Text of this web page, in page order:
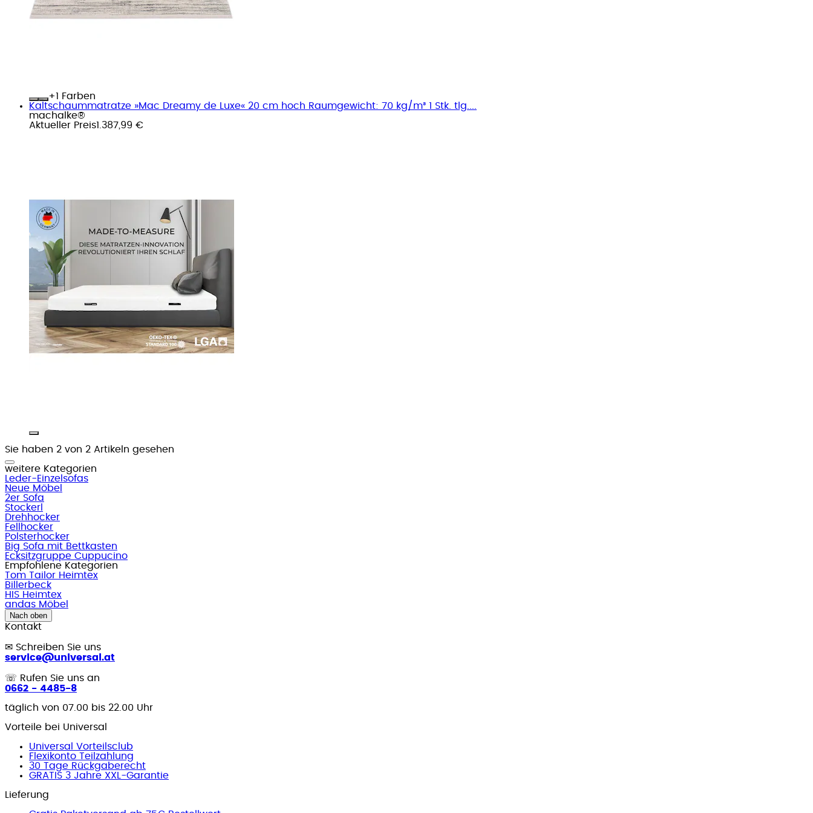
+
Farben
Kaltschaummatratze »Mac Dreamy de Luxe« 20 cm hoch Raumgewicht: 70 kg/m³ 1 Stk. tlg....
machalke®
Aktueller Preis1.387,99 €
Sie haben 2 von 2 Artikeln gesehen
weitere Kategorien
Leder-Einzelsofas
Neue Möbel
2er Sofa
Stockerl
Drehhocker
Fellhocker
Polsterhocker
Big Sofa mit Bettkasten
Ecksitzgruppe Cuppucino
Empfohlene Kategorien
Tom Tailor Heimtex
Billerbeck
HIS Heimtex
andas Möbel
Nach oben
Kontakt
✉ Schreiben Sie uns
service@universal.at
☏ Rufen Sie uns an
0662 - 4485-8
täglich von 07.00 bis 22.00 Uhr
Vorteile bei Universal
Universal Vorteilsclub
Flexikonto Teilzahlung
30 Tage Rückgaberecht
GRATIS 3 Jahre XXL-Garantie
Lieferung